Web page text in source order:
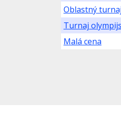
Oblastný
Turnaj
Malá cena